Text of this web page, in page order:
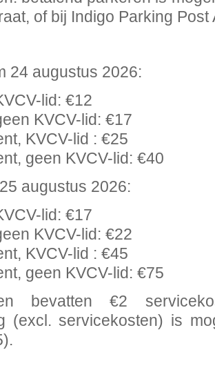
of bij Indigo Parking Post
24 augustus 2026:
lid: €12
KVCV-lid: €17
KVCV-lid : €25
geen KVCV-lid: €40
augustus 2026:
lid: €17
KVCV-lid: €22
KVCV-lid : €45
geen KVCV-lid: €75
bevatten €2
(excl. servicekosten) is